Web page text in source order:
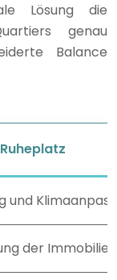
Lösung die
genau
Balance
und
der